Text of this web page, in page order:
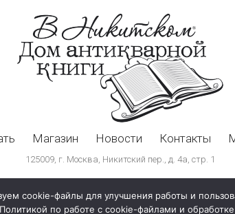
Магазин Новости Контакты
125009, г. Москва, Никитский пер., д. 4а, стр. 1
cookie-файлы для улучшения работы и
по работе с cookie-файлами и